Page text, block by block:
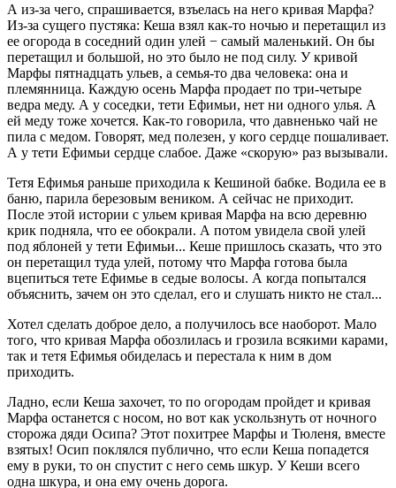
А из-за чего, спрашивается, взъелась на него кривая Марфа?
Из-за сущего пустяка: Кеша взял как-то ночью и перетащил из
ее огорода в соседний один улей − самый маленький. Он бы
перетащил и большой, но это было не под силу. У кривой
Марфы пятнадцать ульев, а семья-то два человека: она и
племянница. Каждую осень Марфа продает по три-четыре
ведра меду. А у соседки, тети Ефимьи, нет ни одного улья. А
ей меду тоже хочется. Как-то говорила, что давненько чай не
пила с медом. Говорят, мед полезен, у кого сердце пошаливает.
А у тети Ефимьи сердце слабое. Даже «скорую» раз вызывали.
Тетя Ефимья раньше приходила к Кешиной бабке. Водила ее в
баню, парила березовым веником. А сейчас не приходит.
После этой истории с ульем кривая Марфа на всю деревню
крик подняла, что ее обокрали. А потом увидела свой улей
под яблоней у тети Ефимьи... Кеше пришлось сказать, что это
он перетащил туда улей, потому что Марфа готова была
вцепиться тете Ефимье в седые волосы. А когда попытался
объяснить, зачем он это сделал, его и слушать никто не стал...
Хотел сделать доброе дело, а получилось все наоборот. Мало
того, что кривая Марфа обозлилась и грозила всякими карами,
так и тетя Ефимья обиделась и перестала к ним в дом
приходить.
Ладно, если Кеша захочет, то по огородам пройдет и кривая
Марфа останется с носом, но вот как ускользнуть от ночного
сторожа дяди Осипа? Этот похитрее Марфы и Тюленя, вместе
взятых! Осип поклялся публично, что если Кеша попадется
ему в руки, то он спустит с него семь шкур. У Кеши всего
одна шкура, и она ему очень дорога.